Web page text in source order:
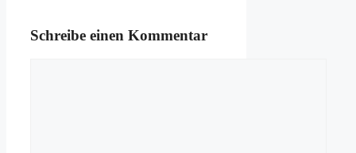
Schreibe einen Kommentar